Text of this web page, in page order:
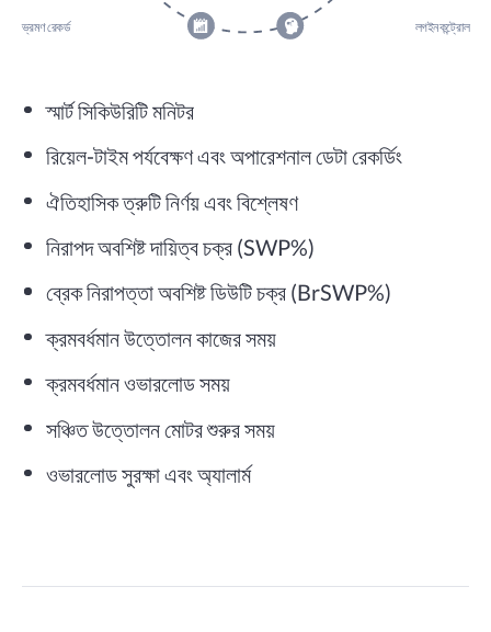
লগইন কন্ট্রোল
ভ্রমণ রেকর্ড
স্মার্ট সিকিউরিটি মনিটর
রিয়েল-টাইম পর্যবেক্ষণ এবং অপারেশনাল ডেটা রেকর্ডিং
ঐতিহাসিক ত্রুটি নির্ণয় এবং বিশ্লেষণ
নিরাপদ অবশিষ্ট দায়িত্ব চক্র (SWP%)
ব্রেক নিরাপত্তা অবশিষ্ট ডিউটি চক্র (BrSWP%)
ক্রমবর্ধমান উত্তোলন কাজের সময়
ক্রমবর্ধমান ওভারলোড সময়
সঞ্চিত উত্তোলন মোটর শুরুর সময়
ওভারলোড সুরক্ষা এবং অ্যালার্ম